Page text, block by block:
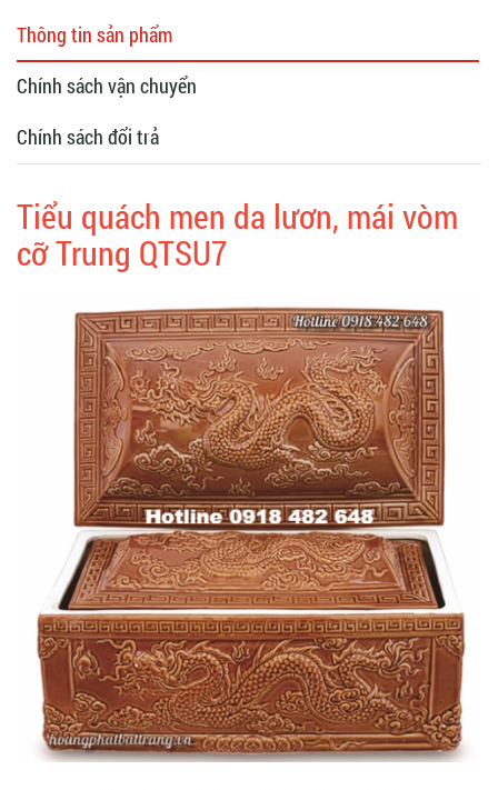
Thông tin sản phẩm
Chính sách vận chuyển
Chính sách đổi trả
Tiểu quách men da lươn, mái vòm
cỡ Trung QTSU7